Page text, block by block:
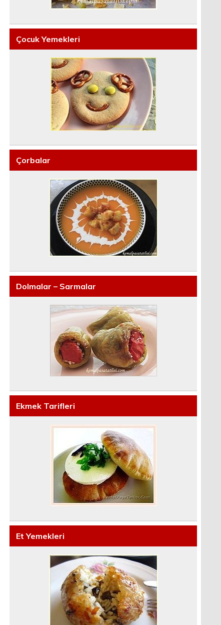
Çocuk Yemekleri
Çorbalar
Dolmalar – Sarmalar
Ekmek Tarifleri
Et Yemekleri